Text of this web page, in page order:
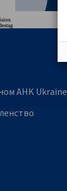
АHK Ukraine